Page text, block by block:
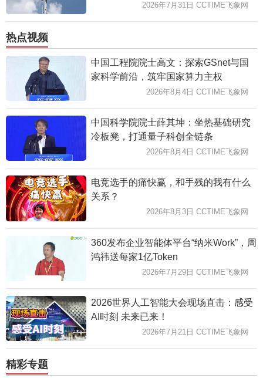
2026年7月31日 CCTIME飞象网
热点视频
中国工程院院士高文：探索GSnet与国
家科学前沿，筑牢国家算力主权
2026年8月4日 CCTIME飞象网
中国科学院院士薛其坤：坐热基础研究
冷板凳，打通量子科创全链条
2026年8月4日 CCTIME飞象网
电竞选手的痛快赢，和手残的我有什么
关系？
2026年8月3日 CCTIME飞象网
360发布企业智能体平台“纳米Work”，周
鸿祎送每家1亿Token
2026年7月29日 CCTIME飞象网
2026世界人工智能大会现场直击：感受
AI时刻 未来已来！
2026年7月21日 CCTIME飞象网
精彩专题